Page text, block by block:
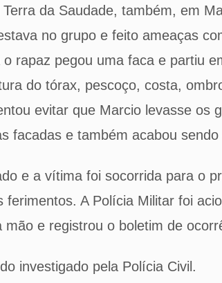
da Saudade, também, em
no grupo e feito ameaças
rapaz pegou uma faca e partiu
do tórax, pescoço, costa,
evitar que Marcio levasse os
facadas e também acabou
e a vítima foi socorrida para o
ferimentos. A Polícia Militar foi
mão e registrou o boletim de
investigado pela Polícia Civil.